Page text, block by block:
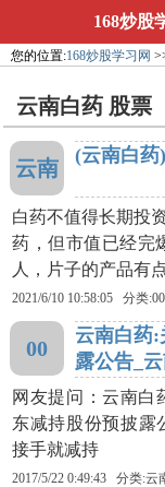
168炒股
您的位置:168炒股学习网
云南白药 股票
云南
(云南白药
白药不值得长期投
药，但市值已经完
人，片子的产品有
2021/6/10 10:58:05 分类
00
云南白药
露公告_
网友提问：云南白
东减持股份预披露
接手就减持
2017/5/22 0:49:43 分类:云